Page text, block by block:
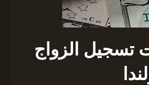
تسجيل الزواج